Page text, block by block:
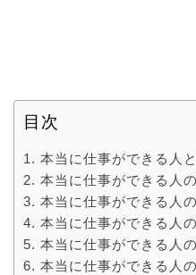
目次
本当に仕事ができる人
本当に仕事ができる人
本当に仕事ができる人
本当に仕事ができる人
本当に仕事ができる人
本当に仕事ができる人